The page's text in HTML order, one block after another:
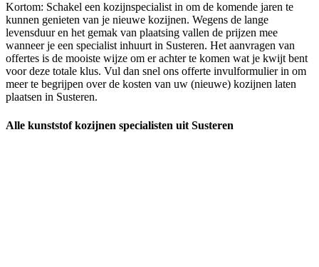
Kortom: Schakel een kozijnspecialist in om de komende jaren te
kunnen genieten van je nieuwe kozijnen. Wegens de lange
levensduur en het gemak van plaatsing vallen de prijzen mee
wanneer je een specialist inhuurt in Susteren. Het aanvragen van
offertes is de mooiste wijze om er achter te komen wat je kwijt bent
voor deze totale klus. Vul dan snel ons offerte invulformulier in om
meer te begrijpen over de kosten van uw (nieuwe) kozijnen laten
plaatsen in Susteren.
Alle kunststof kozijnen specialisten uit Susteren